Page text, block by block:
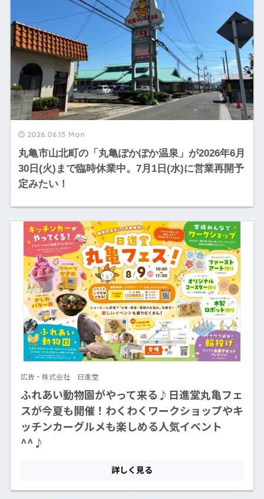
2026.06.15 Mon
丸亀市山北町の「丸亀ぽかぽか温泉」が2026年6月
30日(火)まで臨時休業中。7月1日(水)に営業再開予
定みたい！